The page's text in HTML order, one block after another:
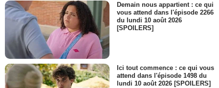
Demain nous appartient : ce qui
vous attend dans l'épisode 2266
du lundi 10 août 2026
[SPOILERS]
Ici tout commence : ce qui vous
attend dans l'épisode 1498 du
lundi 10 août 2026 [SPOILERS]